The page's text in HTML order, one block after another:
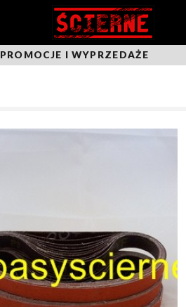
PROMOCJE I WYPRZEDAŻE